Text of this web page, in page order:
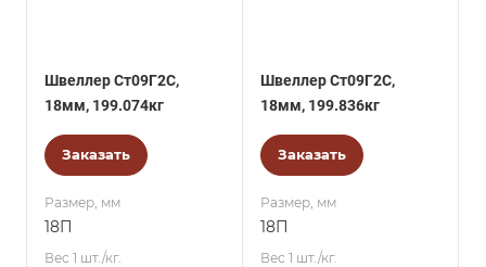
Швеллер Ст09Г2С,
18мм, 199.074кг
Заказать
Размер, мм
18П
Вес 1 шт./кг.
Швеллер Ст09Г2С,
18мм, 199.836кг
Заказать
Размер, мм
18П
Вес 1 шт./кг.